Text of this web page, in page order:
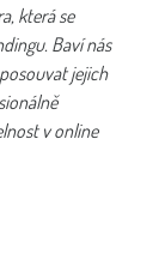
která se
Baví nás
jejich
v online